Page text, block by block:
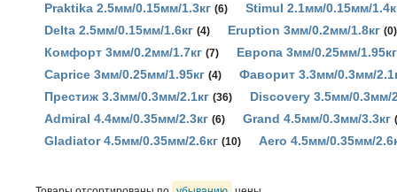
Praktika 2.5мм/0.15мм/1.3кг (6)
Stimul 2.1мм/0.15мм/
Delta 2.5мм/0.15мм/1.6кг (4) Eruption 3мм/0.2мм/1.8кг (0)
Комфорт 3мм/0.2мм/1.7кг (7)
Европа 3мм/0.25мм/1.95кг
Caprice 3мм/0.25мм/1.95кг (4)
Фаворит 3.3мм/0.3мм/
Престиж 3.3мм/0.3мм/2.1кг (36)
Discovery 3.5мм/0.3мм/
Admiral 4.4мм/0.35мм/2.3кг (6) Grand 4.5мм/0.3мм/3.3кг
Gladiator 4.5мм/0.35мм/2.6кг (10) Aero 4.5мм/0.35мм/